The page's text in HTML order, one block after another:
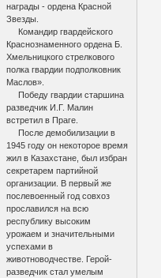
награды - ордена Красной
Звезды.
Командир гвардейского
Краснознаменного ордена Б.
Хмельницкого стрелкового
полка гвардии подполковник
Маслов».
Победу гвардии старшина
разведчик И.Г. Малин
встретил в Праге.
После демобилизации в
1945 году он некоторое время
жил в Казахстане, был избран
секретарем партийной
организации. В первый же
послевоенный год совхоз
прославился на всю
республику высоким
урожаем и значительными
успехами в
животноводчестве. Герой-
разведчик стал умелым